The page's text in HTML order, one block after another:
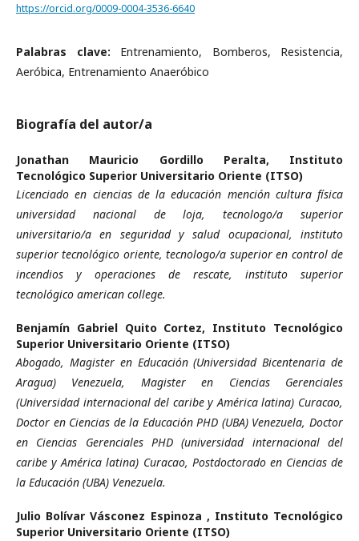
https://orcid.org/0009-0004-3536-6640
Palabras clave: Entrenamiento, Bomberos, Resistencia,
Aeróbica, Entrenamiento Anaeróbico
Biografía del autor/a
Jonathan Mauricio Gordillo Peralta, Instituto
Tecnológico Superior Universitario Oriente (ITSO)
Licenciado en ciencias de la educación mención cultura física
universidad nacional de loja, tecnologo/a superior
universitario/a en seguridad y salud ocupacional, instituto
superior tecnológico oriente, tecnologo/a superior en control de
incendios y operaciones de rescate, instituto superior
tecnológico american college.
Benjamín Gabriel Quito Cortez, Instituto Tecnológico
Superior Universitario Oriente (ITSO)
Abogado, Magister en Educación (Universidad Bicentenaria de
Aragua) Venezuela, Magister en Ciencias Gerenciales
(Universidad internacional del caribe y América latina) Curacao,
Doctor en Ciencias de la Educación PHD (UBA) Venezuela, Doctor
en Ciencias Gerenciales PHD (universidad internacional del
caribe y América latina) Curacao, Postdoctorado en Ciencias de
la Educación (UBA) Venezuela.
Julio Bolívar Vásconez Espinoza , Instituto Tecnológico
Superior Universitario Oriente (ITSO)